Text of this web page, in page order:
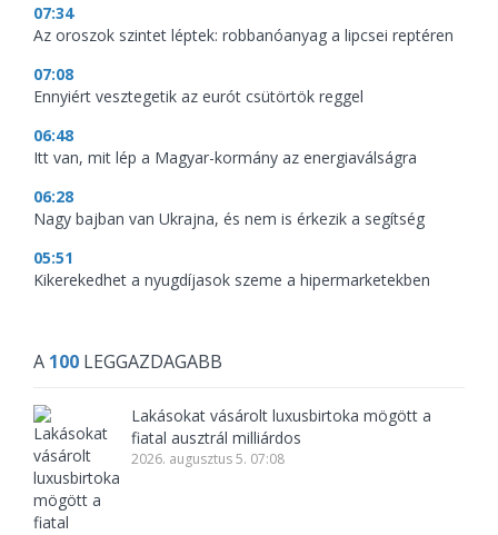
07:34
Az oroszok szintet léptek: robbanóanyag a lipcsei reptéren
07:08
Ennyiért vesztegetik az eurót csütörtök reggel
06:48
Itt van, mit lép a Magyar-kormány az energiaválságra
06:28
Nagy bajban van Ukrajna, és nem is érkezik a segítség
05:51
Kikerekedhet a nyugdíjasok szeme a hipermarketekben
A 100 LEGGAZDAGABB
Lakásokat vásárolt luxusbirtoka mögött a
fiatal ausztrál milliárdos
2026. augusztus 5. 07:08